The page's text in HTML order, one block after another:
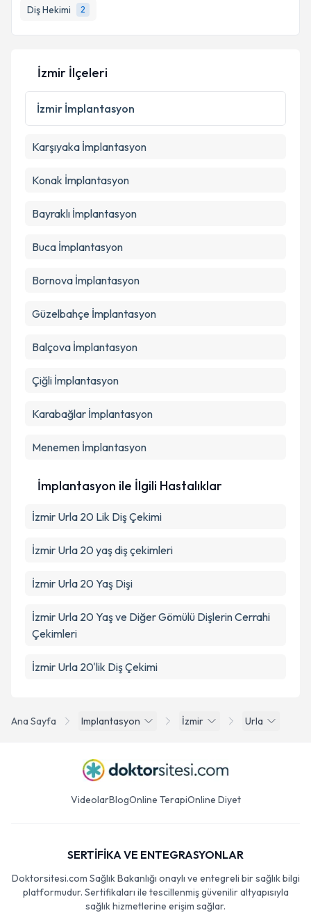
Diş Hekimi
2
Ana Sayfa Implantasyon İzmir Urla
İzmir İlçeleri
İzmir İmplantasyon
Karşıyaka İmplantasyon
Konak İmplantasyon
Bayraklı İmplantasyon
Buca İmplantasyon
Bornova İmplantasyon
Güzelbahçe İmplantasyon
Balçova İmplantasyon
Çiğli İmplantasyon
Karabağlar İmplantasyon
Menemen İmplantasyon
İmplantasyon ile İlgili Hastalıklar
İzmir Urla 20 Lik Diş Çekimi
İzmir Urla 20 yaş diş çekimleri
İzmir Urla 20 Yaş Dişi
İzmir Urla 20 Yaş ve Diğer Gömülü Dişlerin Cerrahi
Çekimleri
İzmir Urla 20'lik Diş Çekimi
VideolarBlogOnline TerapiOnline Diyet
SERTİFİKA VE ENTEGRASYONLAR
Doktorsitesi.com Sağlık Bakanlığı onaylı ve entegreli bir sağlık bilgi
platformudur. Sertifikaları ile tescillenmiş güvenilir altyapısıyla
sağlık hizmetlerine erişim sağlar.